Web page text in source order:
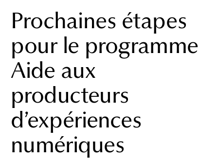
Prochaines étapes
pour le programme
Aide aux
producteurs
d’expériences
numériques